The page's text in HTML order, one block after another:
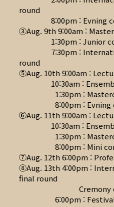
round
8:00pm : Evning
③Aug. 9th 9:00am :
1:30pm : Junior
7:30pm :
round
⑤Aug. 10th 9:00am :
10:30am :
1:30pm :
8:00pm : Evning
⑥Aug. 11th 9:00am :
10:30am :
1:30pm :
8:00pm : Mini
⑦Aug. 12th 6:00pm :
⑧Aug. 13th 4:00pm :
final round
Cremony of
6:00pm : Festival